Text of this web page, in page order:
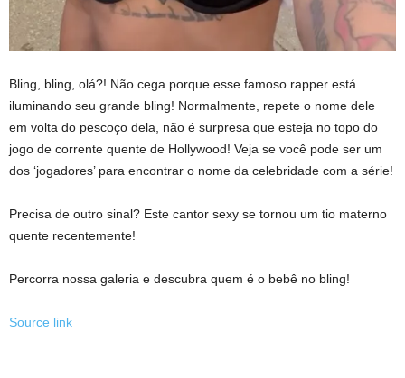
Bling, bling, olá?! Não cega porque esse famoso rapper está
iluminando seu grande bling! Normalmente, repete o nome dele
em volta do pescoço dela, não é surpresa que esteja no topo do
jogo de corrente quente de Hollywood! Veja se você pode ser um
dos ‘jogadores’ para encontrar o nome da celebridade com a série!
Precisa de outro sinal? Este cantor sexy se tornou um tio materno
quente recentemente!
Percorra nossa galeria e descubra quem é o bebê no bling!
Source link